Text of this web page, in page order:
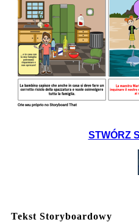
STWÓRZ
Tekst Storyboardowy